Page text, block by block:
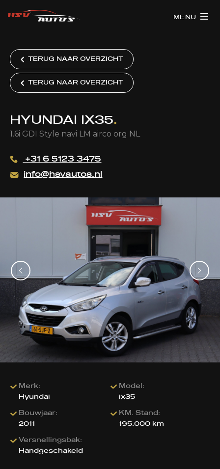
MENU
TERUG NAAR OVERZICHT
TERUG NAAR OVERZICHT
+31 6 5123 3475
info@hsvautos.nl
HYUNDAI IX35.
1.6i GDI Style navi LM airco org NL
Merk:
Hyundai
Model:
ix35
Bouwjaar:
2011
KM. Stand:
195.000 km
Versnellingsbak:
Handgeschakeld